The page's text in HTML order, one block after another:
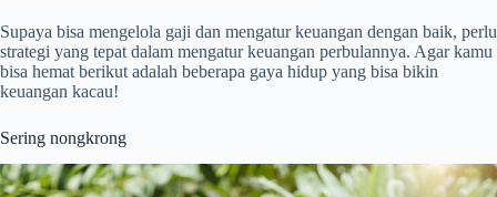
Supaya bisa mengelola gaji dan mengatur keuangan dengan baik, perlu
strategi yang tepat dalam mengatur keuangan perbulannya. Agar kamu
bisa hemat berikut adalah beberapa gaya hidup yang bisa bikin
keuangan kacau!
Sering nongkrong